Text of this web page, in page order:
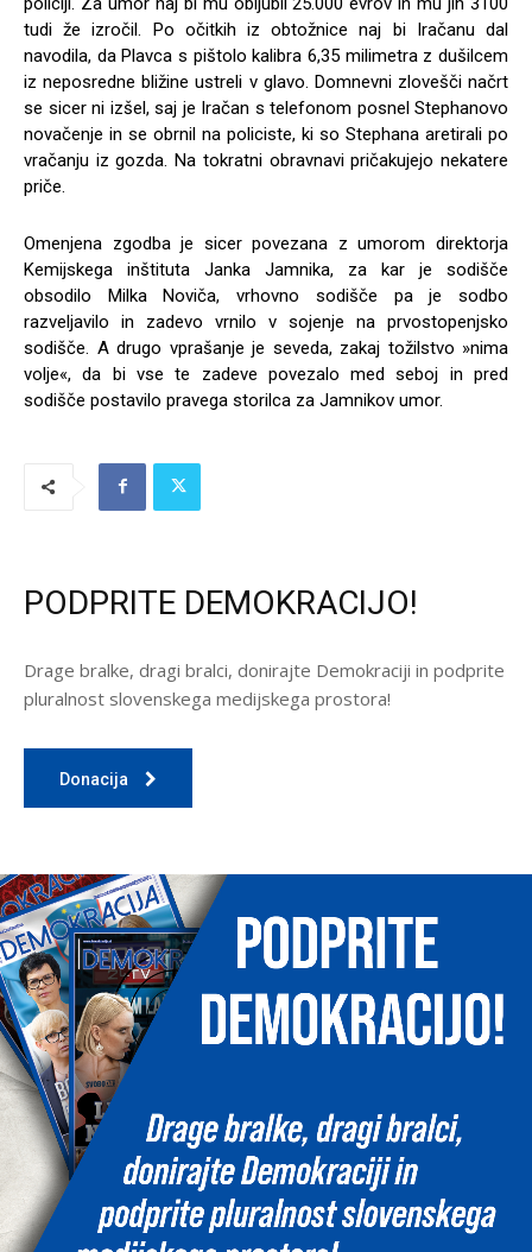
tudi že izročil. Po očitkih iz obtožnice naj bi Iračanu dal
navodila, da Plavca s pištolo kalibra 6,35 milimetra z dušilcem
iz neposredne bližine ustreli v glavo. Domnevni zlovešči načrt
se sicer ni izšel, saj je Iračan s telefonom posnel Stephanovo
novačenje in se obrnil na policiste, ki so Stephana aretirali po
vračanju iz gozda. Na tokratni obravnavi pričakujejo nekatere
priče.
Omenjena zgodba je sicer povezana z umorom direktorja
Kemijskega inštituta Janka Jamnika, za kar je sodišče
obsodilo Milka Noviča, vrhovno sodišče pa je sodbo
razveljavilo in zadevo vrnilo v sojenje na prvostopenjsko
sodišče. A drugo vprašanje je seveda, zakaj tožilstvo »nima
volje«, da bi vse te zadeve povezalo med seboj in pred
sodišče postavilo pravega storilca za Jamnikov umor.
PODPRITE DEMOKRACIJO!
Drage bralke, dragi bralci, donirajte Demokraciji in podprite
pluralnost slovenskega medijskega prostora!
Donacija